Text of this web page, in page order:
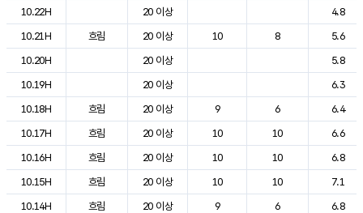
10.22H
20 이상
4.8
10.21H
흐림 20 이상 10 8
5.6
10.20H
20 이상
5.8
10.19H
20 이상
6.3
10.18H
흐림 20 이상 9 6
6.4
10.17H
흐림 20 이상 10 10
6.6
10.16H
흐림 20 이상 10 10
6.8
10.15H
흐림 20 이상 10 10
7.1
10.14H
흐림 20 이상 9 6
6.8